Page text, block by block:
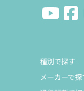
種別で探す
メーカーで探